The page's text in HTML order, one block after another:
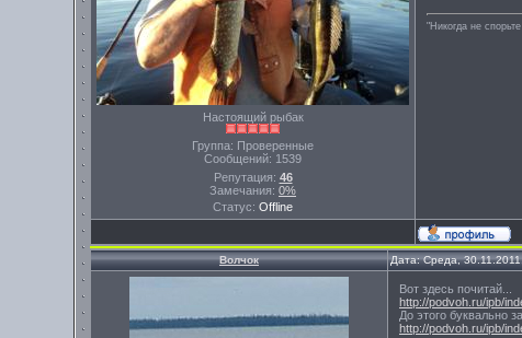
Настоящий рыбак
Группа: Проверенные
Сообщений: 1539
Репутация: 46
Замечания: 0%
Статус: Offline
"Никогда не
Волчок Дата: Среда,
Вот здесь почитай...
http://podvoh.ru/ipb/
До этого буквально
http://podvoh.ru/ipb/